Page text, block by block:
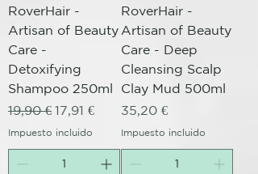
RoverHair -
Artisan of Beauty
Care -
Detoxifying
Shampoo 250ml
Precio
19,90 € Precio de oferta
17,91 €
Impuesto incluido
RoverHair -
Artisan of Beauty
Care - Deep
Cleansing Scalp
Clay Mud 500ml
Precio
35,20 €
Impuesto incluido